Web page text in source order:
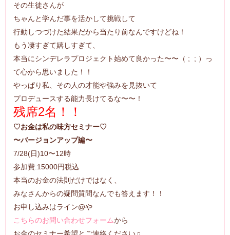
その生徒さんが
ちゃんと学んだ事を活かして挑戦して
行動しつづけた結果だから当たり前なんですけどね！
もう凄すぎて嬉しすぎて、
本当にシンデレラプロジェクト始めて良かった〜〜（ ; ; ）っ
て心から思いました！！
やっぱり私、その人の才能や強みを見抜いて
プロデュースする能力長けてるな〜〜！
残席2名！！
♡お金は私の味方セミナー♡
〜バージョンアップ編〜
7/28(日)10〜12時
参加費:15000円税込
本当のお金の法則だけではなく、
みなさんからの疑問質問なんでも答えます！！
お申し込みはライン@や
こちらのお問い合わせフォームから
お金のセミナー希望とご連絡ください♫